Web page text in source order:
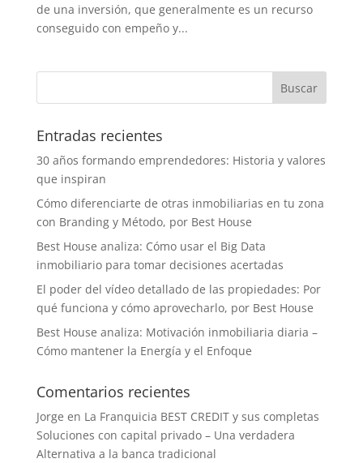
de una inversión, que generalmente es un recurso
conseguido con empeño y...
Entradas recientes
30 años formando emprendedores: Historia y valores
que inspiran
Cómo diferenciarte de otras inmobiliarias en tu zona
con Branding y Método, por Best House
Best House analiza: Cómo usar el Big Data
inmobiliario para tomar decisiones acertadas
El poder del vídeo detallado de las propiedades: Por
qué funciona y cómo aprovecharlo, por Best House
Best House analiza: Motivación inmobiliaria diaria –
Cómo mantener la Energía y el Enfoque
Comentarios recientes
Jorge en La Franquicia BEST CREDIT y sus completas
Soluciones con capital privado – Una verdadera
Alternativa a la banca tradicional